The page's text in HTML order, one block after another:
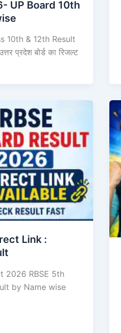
UP Board 10th
10th & 12th Result
प्रदेश बोर्ड का रिजल्ट
Link :
2026 RBSE 5th
by Name wise